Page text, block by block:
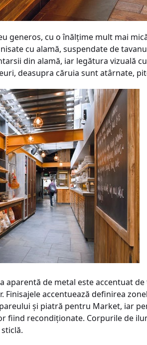
generos, cu o înălţime mult mai
cu alamă, suspendate de
din alamă, iar legătura vizuală
deasupra căruia sunt atârnate,
de metal este accentuat
Finisajele accentuează definirea
şi piatră pentru Market, iar
fiind recondiţionate. Corpurile de